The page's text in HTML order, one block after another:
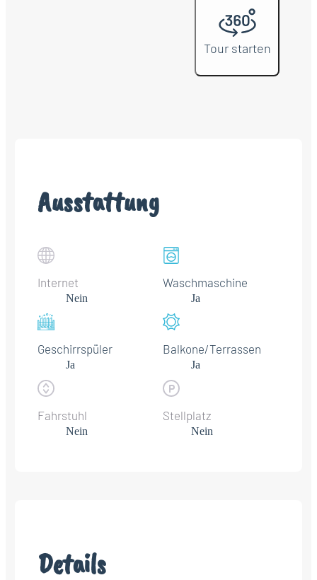
Tour starten
Ausstattung
Internet
Nein
Waschmaschine
Ja
Geschirrspüler
Ja
Balkone/Terrassen
Ja
Fahrstuhl
Nein
Stellplatz
Nein
Details